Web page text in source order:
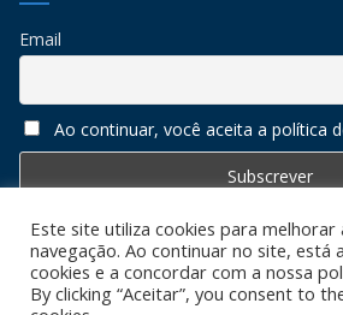
Email
Ao continuar, você aceita a política
Este site utiliza cookies para melhorar
navegação. Ao continuar no site, está
cookies e a concordar com a nossa
By clicking “Aceitar”, you consent to